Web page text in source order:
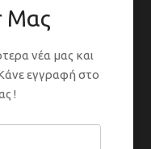
Μας
νέα μας και
εγγραφή στο
!